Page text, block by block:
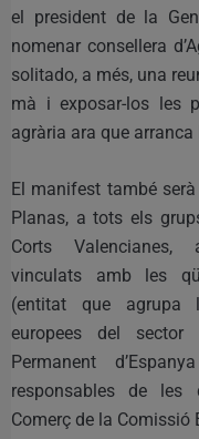
el president de la
nomenar consellera
solitado, a més, una
mà i exposar-los les
agrària ara que
El manifest també
Planas, a tots els
Corts Valencianes,
vinculats amb les
(entitat que agrupa
europees del sector
Permanent
responsables de les
Comerç de la Comissió